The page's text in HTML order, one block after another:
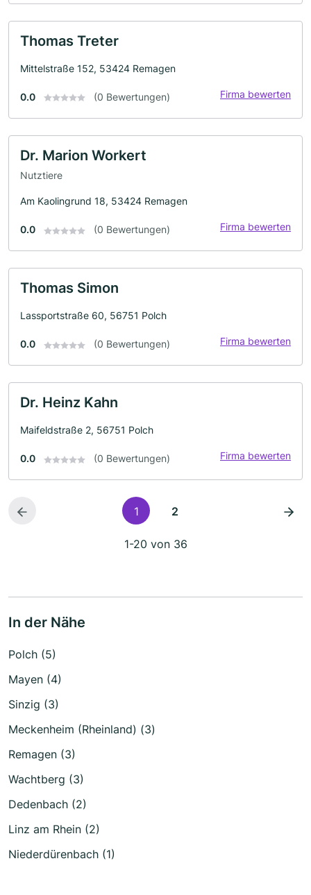
Thomas Treter
Mittelstraße 152, 53424 Remagen
0.0 (0 Bewertungen) Firma bewerten
Dr. Marion Workert
Nutztiere
Am Kaolingrund 18, 53424 Remagen
0.0 (0 Bewertungen) Firma bewerten
Thomas Simon
Lassportstraße 60, 56751 Polch
0.0 (0 Bewertungen) Firma bewerten
Dr. Heinz Kahn
Maifeldstraße 2, 56751 Polch
0.0 (0 Bewertungen) Firma bewerten
1 2
1-20 von 36
In der Nähe
Polch (5)
Mayen (4)
Sinzig (3)
Meckenheim (Rheinland) (3)
Remagen (3)
Wachtberg (3)
Dedenbach (2)
Linz am Rhein (2)
Niederdürenbach (1)